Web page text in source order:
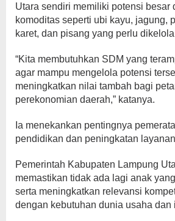
Utara sendiri memiliki potensi besar
komoditas seperti ubi kayu, jagung,
karet, dan pisang yang perlu
“Kita membutuhkan SDM yang
agar mampu mengelola potensi
meningkatkan nilai tambah bagi
perekonomian daerah,” katanya.
Ia menekankan pentingnya
pendidikan dan peningkatan
Pemerintah Kabupaten Lampung
memastikan tidak ada lagi anak
serta meningkatkan relevansi
dengan kebutuhan dunia usaha dan